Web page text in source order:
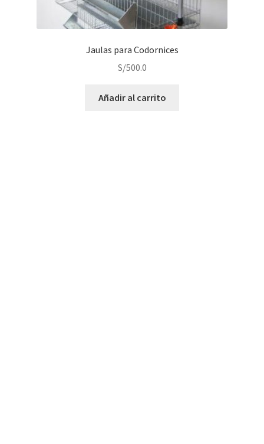
Jaulas para Codornices
S/500.0
Añadir al carrito